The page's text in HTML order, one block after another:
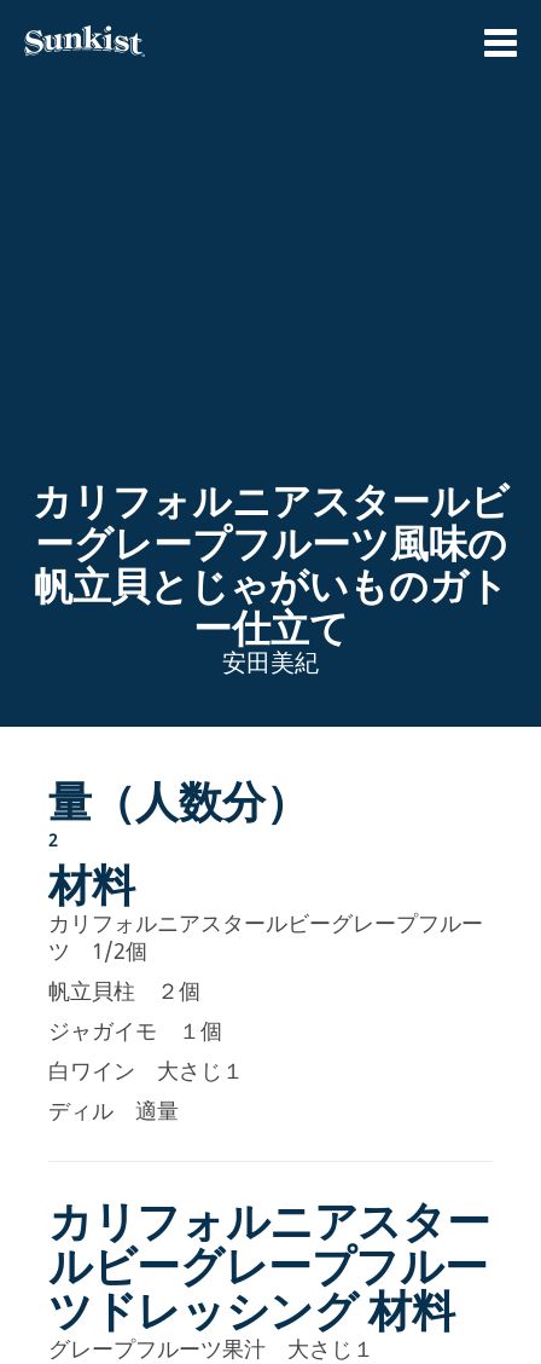
カリフォルニアスタールビ
ーグレープフルーツ風味の
帆立貝とじゃがいものガト
ー仕立て
安田美紀
量（人数分）
2
材料
カリフォルニアスタールビーグレープフルー
ツ 1/2個
帆立貝柱 ２個
ジャガイモ １個
白ワイン 大さじ１
ディル 適量
カリフォルニアスター
ルビーグレープフルー
ツドレッシング 材料
グレープフルーツ果汁 大さじ１